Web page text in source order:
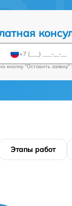
кнопку "Оставить
Этапы работ